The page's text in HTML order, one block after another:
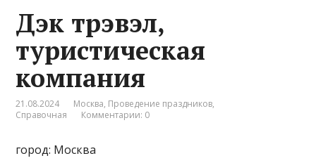
Дэк трэвэл,
туристическая
компания
21.08.2024 Москва, Проведение праздников,
Справочная
Комментарии: 0
город: Москва